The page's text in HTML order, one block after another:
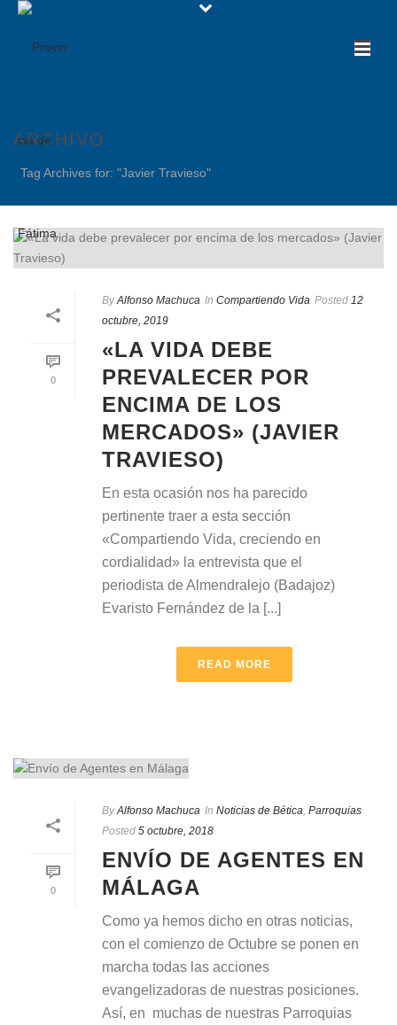
ARCHIVO
Tag Archives for: "Javier Travieso"
0
By Alfonso Machuca In Compartiendo Vida Posted 12
octubre, 2019
«LA VIDA DEBE
PREVALECER POR
ENCIMA DE LOS
MERCADOS» (JAVIER
TRAVIESO)
En esta ocasión nos ha parecido
pertinente traer a esta sección
«Compartiendo Vida, creciendo en
cordialidad» la entrevista que el
periodista de Almendralejo (Badajoz)
Evaristo Fernández de la [...]
READ MORE
0
By Alfonso Machuca In Noticias de Bética Parroquias
Posted 5 octubre, 2018
ENVÍO DE AGENTES EN
MÁLAGA
Como ya hemos dicho en otras noticias,
con el comienzo de Octubre se ponen en
marcha todas las acciones
evangelizadoras de nuestras posiciones.
Así, en muchas de nuestras Parroquias